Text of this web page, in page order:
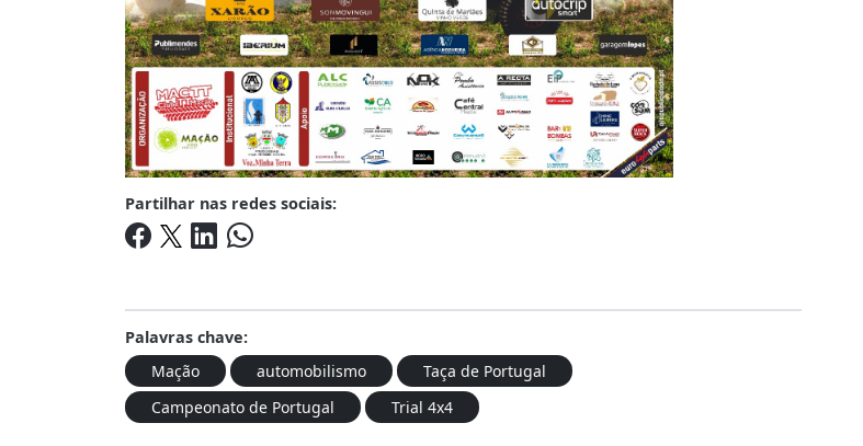
Partilhar nas redes sociais:
Palavras chave:
Mação
automobilismo
Taça de Portugal
Campeonato de Portugal
Trial 4x4